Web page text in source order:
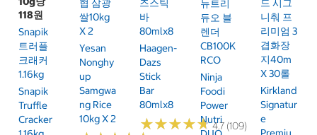
118원
Snapik
트러플
크래커
1.16kg
Snapik
Truffle
Cracker
협 삼광
쌀10kg
X 2
Yesan
Nonghy
Up
Samgwa
Ng Rice
10kg X 2
즈스틱
바
80mlx8
Haagen-
Dazs
Stick
Bar
80mlx8
★★★★★
★★★★★4.7 (109)
뉴트리
듀오 블
렌더
CB100K
RCO
Ninja
Foodi
Power
Nutri
드 시그
니춰 프
리미엄 3
겹화장
지40m
X 30롤
Kirkland
Signatur
E